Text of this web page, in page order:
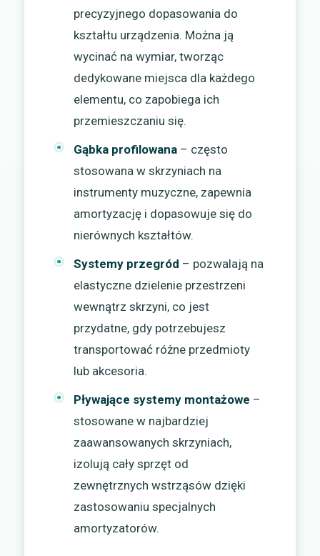
precyzyjnego dopasowania do
kształtu urządzenia. Można ją
wycinać na wymiar, tworząc
dedykowane miejsca dla każdego
elementu, co zapobiega ich
przemieszczaniu się.
Gąbka profilowana – często
stosowana w skrzyniach na
instrumenty muzyczne, zapewnia
amortyzację i dopasowuje się do
nierównych kształtów.
Systemy przegród – pozwalają na
elastyczne dzielenie przestrzeni
wewnątrz skrzyni, co jest
przydatne, gdy potrzebujesz
transportować różne przedmioty
lub akcesoria.
Pływające systemy montażowe –
stosowane w najbardziej
zaawansowanych skrzyniach,
izolują cały sprzęt od
zewnętrznych wstrząsów dzięki
zastosowaniu specjalnych
amortyzatorów.